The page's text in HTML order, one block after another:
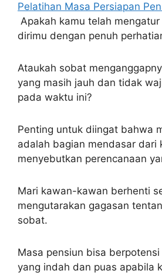
Pelatihan Masa Persiapan
Apakah kamu telah
dirimu dengan penuh
Ataukah sobat
yang masih jauh dan tidak
pada waktu ini?
Penting untuk diingat bahwa
adalah bagian mendasar dari
menyebutkan perencanaan
Mari kawan-kawan berhenti
mengutarakan gagasan
sobat.
Masa pensiun bisa
yang indah dan puas apabila